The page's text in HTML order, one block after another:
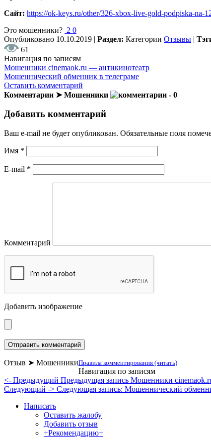
Сайт: https://ok-keys.ru/other/326-xbox-live-gold-podpiska-na-
Это мошенники? 2 0
Опубликовано 10.10.2019 | Раздел: Категории Отзывы |
61
Навигация по записям
Мошенники cinemaok.ru — антикинотеатр
Мошеннический обменник в телеграме
Оставить комментарий
Комментарии ➤ Мошенники
- 0
Добавить комментарий
Ваш e-mail не будет опубликован. Обязательные поля
Имя *
E-mail *
Комментарий
Добавить изображение
Правила комментирования (читать)
Отзыв ➤ Мошенники
Навигация по записям
<- Предыдущий Предыдущая запись Мошенники
Следующий -> Следующая запись: Мошеннический
Написать
Оставить жалобу
Добавить отзыв
+Рекомендацию+